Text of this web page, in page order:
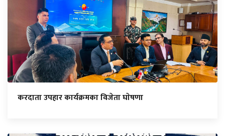
करदाता उपहार कार्यक्रमका विजेता घाेषणा